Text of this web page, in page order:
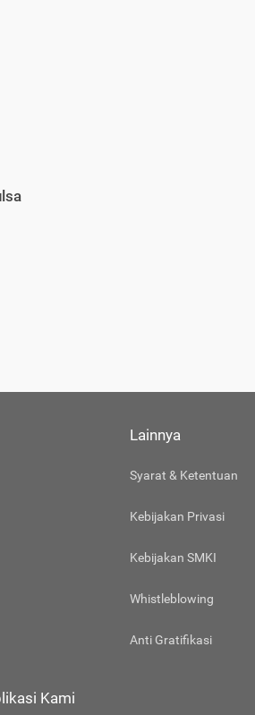
Lainnya
Syarat & Ketentuan
Kebijakan Privasi
Kebijakan SMKI
Whistleblowing
Anti Gratifikasi
Kami